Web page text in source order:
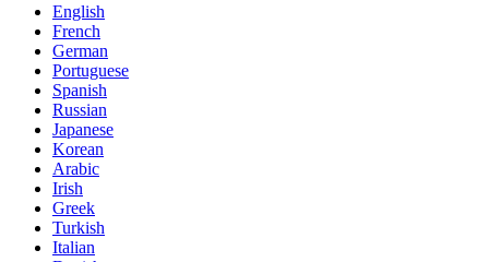
English
French
German
Portuguese
Spanish
Russian
Japanese
Korean
Arabic
Irish
Greek
Turkish
Italian